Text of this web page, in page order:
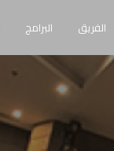
الفريق البرامج